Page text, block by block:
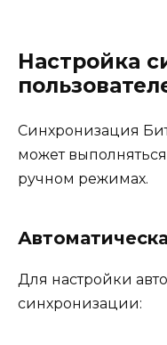
Настройка
Синхронизация
может
ручном режимах.
Для настройки
синхронизации: